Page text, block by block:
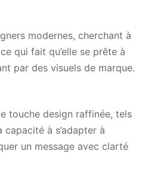
modernes, cherchant à
qui fait qu’elle se prête à
par des visuels de marque.
touche design raffinée, tels
à s’adapter à
un message avec clarté